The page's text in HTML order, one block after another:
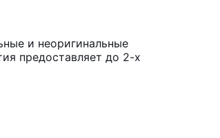
и неоригинальные
предоставляет до 2-х